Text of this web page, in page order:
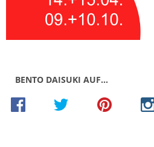
BENTO DAISUKI AUF…